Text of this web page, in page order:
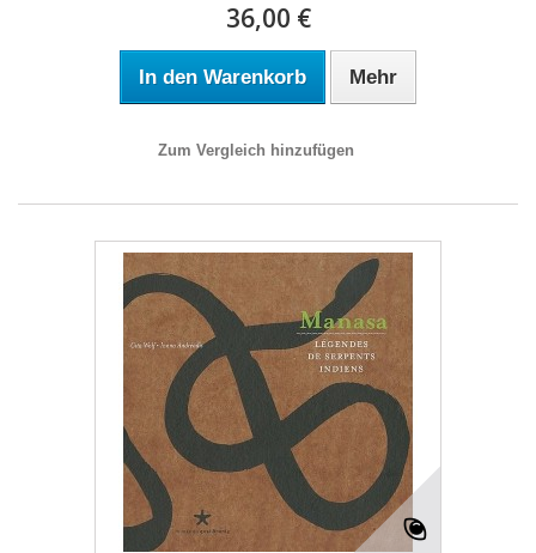
36,00 €
In den Warenkorb Mehr
Zum Vergleich hinzufügen